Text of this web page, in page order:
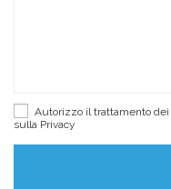
Autorizzo il trattamento
sulla Privacy